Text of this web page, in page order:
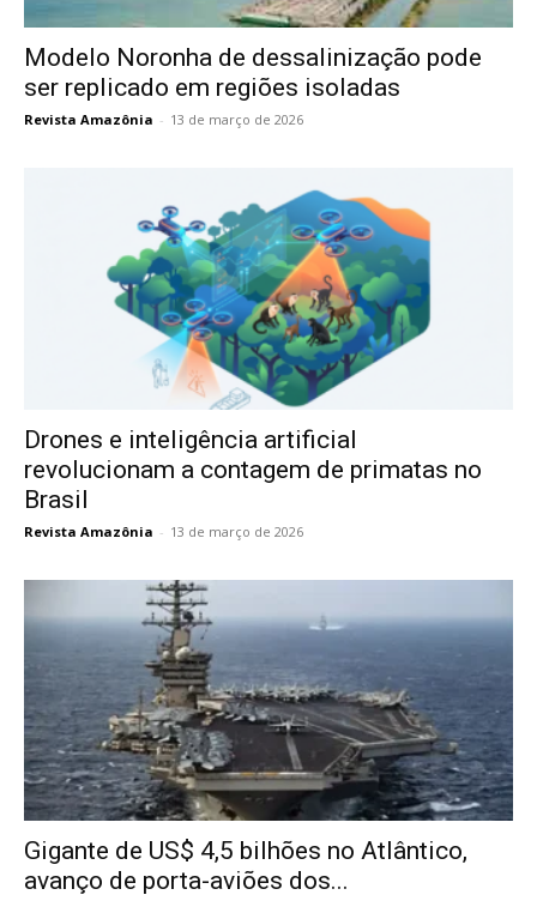
Modelo Noronha de dessalinização pode
ser replicado em regiões isoladas
Revista Amazônia - 13 de março de 2026
Drones e inteligência artificial
revolucionam a contagem de primatas no
Brasil
Revista Amazônia - 13 de março de 2026
Gigante de US$ 4,5 bilhões no Atlântico,
avanço de porta-aviões dos...